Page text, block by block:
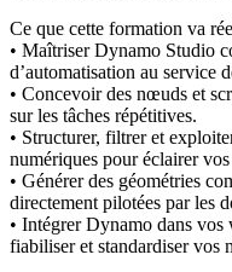
Ce que cette formation va
• Maîtriser Dynamo Studio
d’automatisation au service
• Concevoir des nœuds et
sur les tâches répétitives.
• Structurer, filtrer et
numériques pour éclairer
• Générer des géométries
directement pilotées par les
• Intégrer Dynamo dans
fiabiliser et standardiser vos